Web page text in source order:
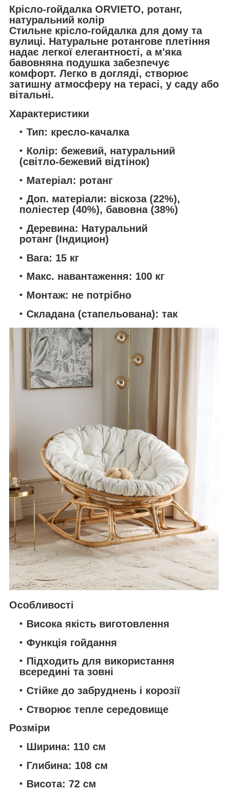
Крісло-гойдалка ORVIETO, ротанг,
натуральний колір
Стильне крісло-гойдалка для дому та
вулиці. Натуральне ротангове плетіння
надає легкої елегантності, а м'яка
бавовняна подушка забезпечує
комфорт. Легко в догляді, створює
затишну атмосферу на терасі, у саду або
вітальні.
Характеристики
Тип: кресло-качалка
Колір: бежевий, натуральний
(світло-бежевий відтінок)
Матеріал: ротанг
Доп. матеріали: віскоза (22%),
поліестер (40%), бавовна (38%)
Деревина: Натуральний
ротанг (Індицион)
Вага: 15 кг
Макс. навантаження: 100 кг
Монтаж: не потрібно
Складана (стапельована): так
Особливості
Висока якість виготовлення
Функція гойдання
Підходить для використання
всередині та зовні
Стійке до забруднень і корозії
Створює тепле середовище
Розміри
Ширина: 110 см
Глибина: 108 см
Висота: 72 см